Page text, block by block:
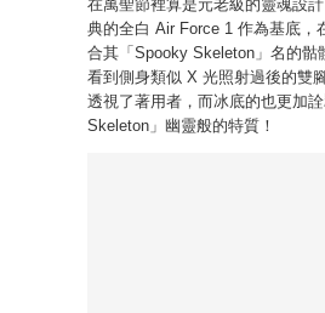
在萬聖節裡算是元老級的靈魂設
典的全白 Air Force 1 作為基底，
合其「Spooky Skeleton」名的骷
看到側身類似 X 光照射過後的雙
透視了著用者，而冰底的也更加
Skeleton」幽靈般的特質！